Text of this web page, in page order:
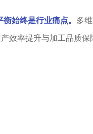
始终是行业痛点。 多
效率提升与加工品质保